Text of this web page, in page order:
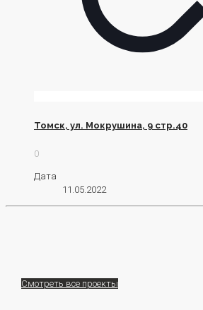
Томск, ул. Мокрушина, 9 стр.40
0
Дата
11.05.2022
Смотреть все проекты